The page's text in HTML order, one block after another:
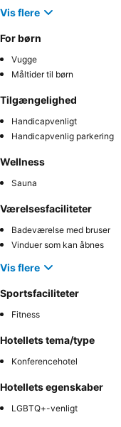
Vis flere
For børn
Vugge
Måltider til børn
Tilgængelighed
Handicapvenligt
Handicapvenlig parkering
Wellness
Sauna
Værelsesfaciliteter
Badeværelse med bruser
Vinduer som kan åbnes
Vis flere
Sportsfaciliteter
Fitness
Hotellets tema/type
Konferencehotel
Hotellets egenskaber
LGBTQ+-venligt